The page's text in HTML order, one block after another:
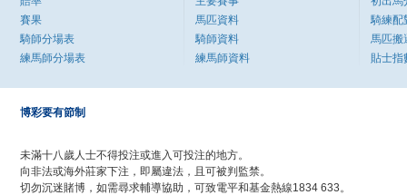
賽果
騎師分場表
練馬師分場表
馬匹資料
騎師資料
練馬師資料
騎練配
馬匹搬
貼士指
博彩要有節制
未滿十八歲人士不得投注或進入可投注的地方。
向非法或海外莊家下注，即屬違法，且可被判監禁。
切勿沉迷賭博，如需尋求輔導協助，可致電平和基金熱線1834 633。